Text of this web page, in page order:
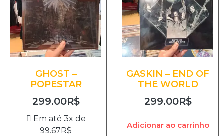
GHOST –
POPESTAR
299.00R$
Em até 3x de
99.67R$
GASKIN – END OF
THE WORLD
299.00R$
Adicionar ao carrinho